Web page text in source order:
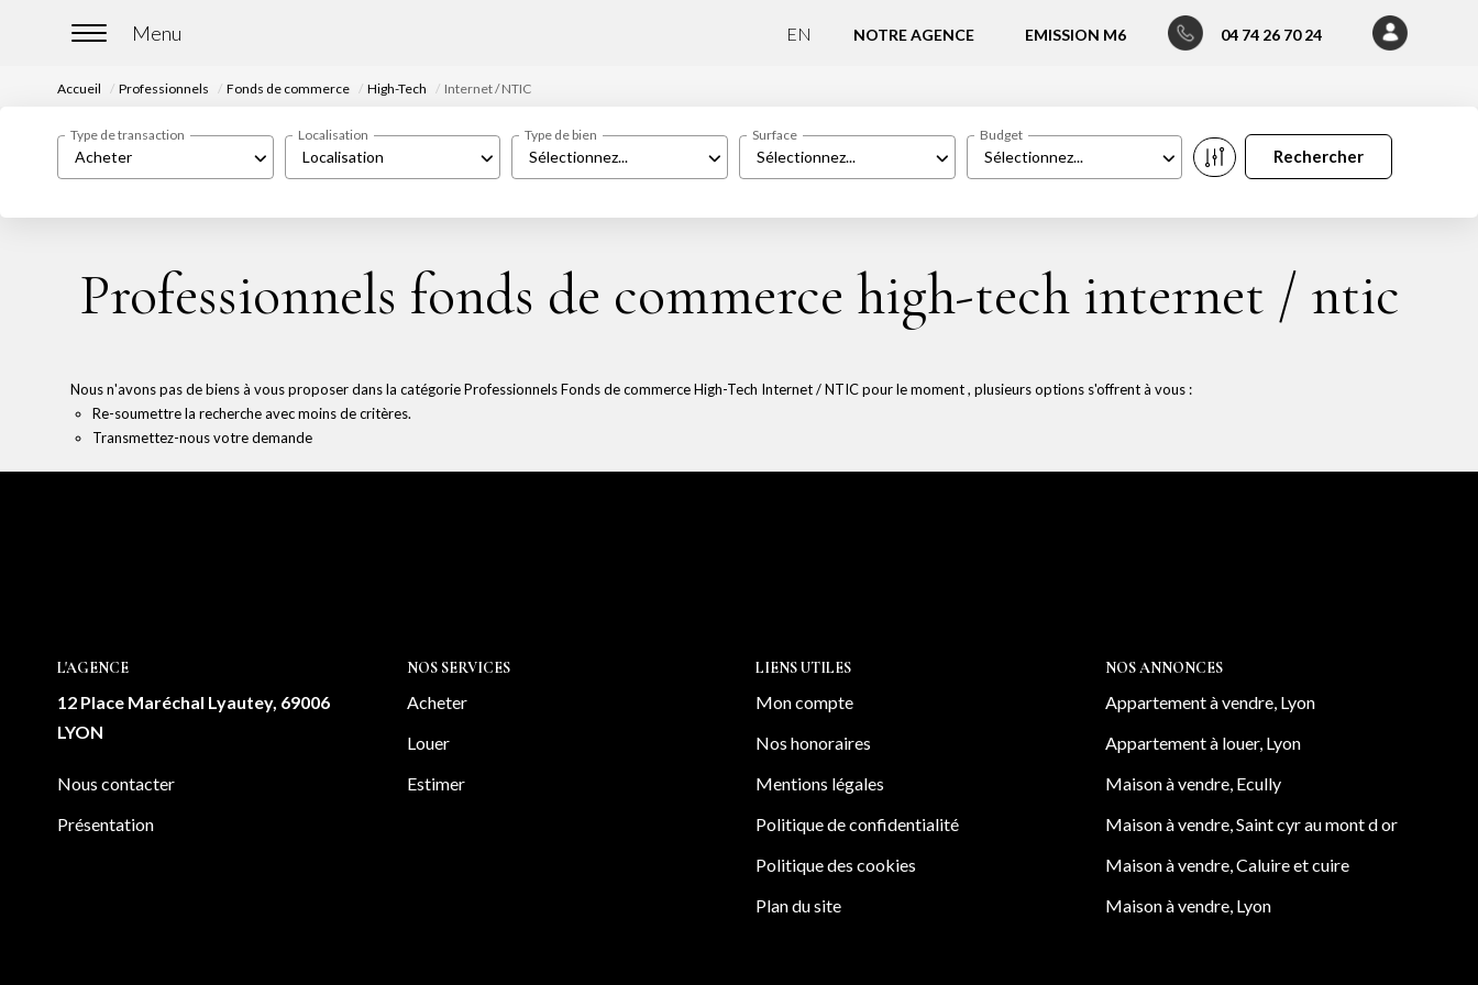
04 74 26 70 24
NOTRE AGENCE EMISSION M6
EN
Accueil Professionnels Fonds de commerce High-Tech Internet / NTIC
Acheter
Type de transaction
Localisation
Localisation
Sélectionnez...
Type de bien
Sélectionnez...
Surface
Sélectionnez...
Budget
Professionnels fonds de commerce high-tech internet / ntic
Nous n'avons pas de biens à vous proposer dans la catégorie Professionnels Fonds de commerce High-Tech Internet / NTIC pour le moment , plusieurs options s'offrent à vous :
Re-soumettre la recherche avec moins de critères.
Transmettez-nous votre demande
L'AGENCE
12 Place Maréchal Lyautey, 69006
LYON
Nous contacter
Présentation
NOS SERVICES
Acheter
Louer
Estimer
LIENS UTILES
Mon compte
Nos honoraires
Mentions légales
Politique de confidentialité
Politique des cookies
Plan du site
NOS ANNONCES
Appartement à vendre, Lyon
Appartement à louer, Lyon
Maison à vendre, Ecully
Maison à vendre, Saint cyr au mont d or
Maison à vendre, Caluire et cuire
Maison à vendre, Lyon